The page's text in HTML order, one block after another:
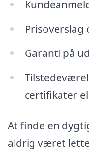
Prisoverslag
Garanti på
certifikater
At finde en
aldrig været